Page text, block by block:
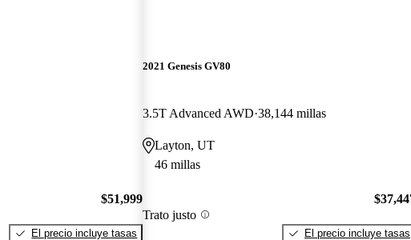
$51,999
El precio incluye tasas
2021 Genesis GV80
3.5T Advanced AWD 38,144 millas
Layton, UT
46 millas
Trato justo
El precio incluye tasas